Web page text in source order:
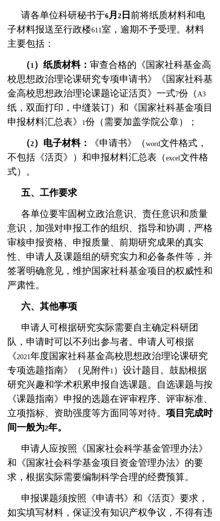
请各单位科研秘书于6月 2 日前将纸质材料和电
子材料报送至行政楼611室，逾期不予受理。材料
主要包括：
（ 1 ）纸质材料： 审查合格的《国家社科基金高
校思想政治理论课研究专项申请书》《国家社科基
金高校思想政治理论课题论证活页》一式7份（ A3
纸，双面打印，中缝装订）和《国家社科基金项目
申报材料汇总表》
1份（需要加盖学院公章）；
（2 ）电子材料： 《申请书》（ word文件格式，
不包括《活页》）和申报材料汇总表（ excel文件格
式）。
五、工作要求
各单位要牢固树立政治意识、责任意识和质量
意识，加强对申报工作的组织、指导和协调，严格
审核申报资格、申报质量、前期研究成果的真实
性、申请人及课题组的研究实力和必备条件等，并
签署明确意见，维护国家社科基金项目的权威性和
严肃性。
六、其他事项
申请人可根据研究实际需要自主确定科研团
队，申请时可以不列出参与者。申请人可根据
《2021年度国家社科基金高校思想政治理论课研究
专项选题指南》（见附件1 ）设计题目。鼓励根据
研究兴趣和学术积累申报自选课题。自选课题与按
《课题指南》申报的选题在评审程序、评审标准、
立项指标、资助强度等方面同等对待。 项目完成时
间一般为2年。
申请人应按照《国家社会科学基金管理办法》
和《国家社会科学基金项目资金管理办法》的要
求，根据实际需要编制科学合理的经费预算。
申报课题须按照《申请书》和《活页》要求，
如实填写材料，保证没有知识产权争议，不得有违